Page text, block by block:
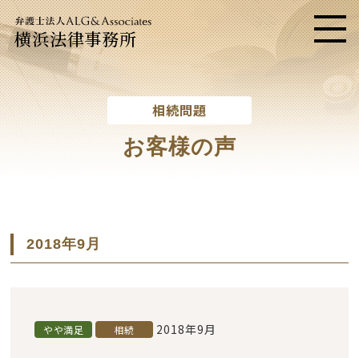
横浜法律事務所 メニ
相続問題
お客様の声
2018年9月
やや満足 相続 2018年9月